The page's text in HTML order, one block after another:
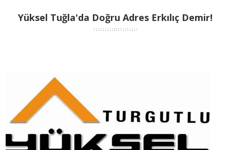
Yüksel Tuğla'da Doğru Adres Erkılıç Demir!